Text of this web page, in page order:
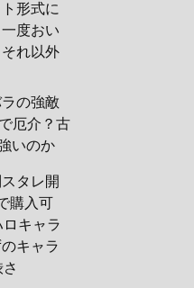
形式に
度おい
れ以外
の強敵
厄介？古
いのか
タレ開
購入可
キャラ
キャラ